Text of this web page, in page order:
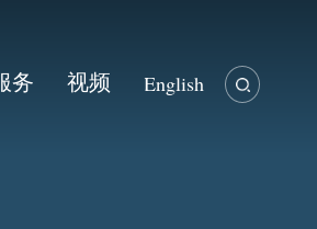
务 视频 English